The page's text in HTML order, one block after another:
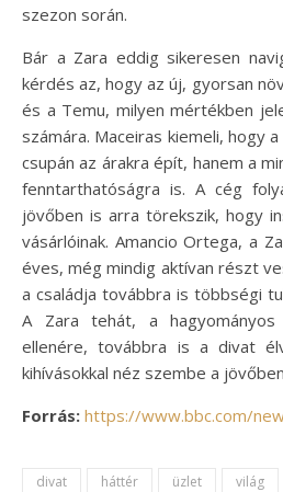
szezon során.
Bár a Zara eddig sikeresen
kérdés az, hogy az új, gyorsan
és a Temu, milyen mértékben
számára. Maceiras kiemeli, hogy
csupán az árakra épít, hanem a
fenntarthatóságra is. A cég
jövőben is arra törekszik, hogy
vásárlóinak. Amancio Ortega, a
éves, még mindig aktívan részt
a családja továbbra is többségi
A Zara tehát, a hagyományos
ellenére, továbbra is a divat
kihívásokkal néz szembe a
Forrás: https://www.bbc.com/
divat háttér üzlet világ